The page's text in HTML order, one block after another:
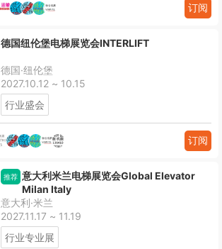
订阅
德国纽伦堡电梯展览会INTERLIFT
德国·纽伦堡
2027.10.12 ~ 10.15
行业盛会
订阅
推荐 意大利米兰电梯展览会Global Elevator
Milan Italy
意大利·米兰
2027.11.17 ~ 11.19
行业专业展